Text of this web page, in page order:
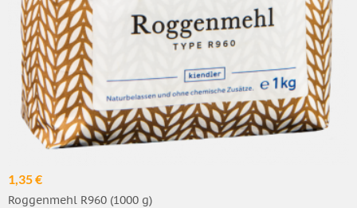
1,35 €
Roggenmehl R960 (1000 g)